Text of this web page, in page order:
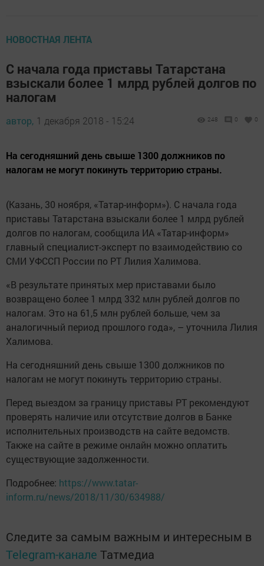
НОВОСТНАЯ ЛЕНТА
С начала года приставы Татарстана
взыскали более 1 млрд рублей долгов по
налогам
автор, 1 декабря 2018 - 15:24 248 0 0
На сегодняшний день свыше 1300 должников по
налогам не могут покинуть территорию страны.
(Казань, 30 ноября, «Татар-информ»). С начала года
приставы Татарстана взыскали более 1 млрд рублей
долгов по налогам, сообщила ИА «Татар-информ»
главный специалист-эксперт по взаимодействию со
СМИ УФССП России по РТ Лилия Халимова.
«В результате принятых мер приставами было
возвращено более 1 млрд 332 млн рублей долгов по
налогам. Это на 61,5 млн рублей больше, чем за
аналогичный период прошлого года», – уточнила Лилия
Халимова.
На сегодняшний день свыше 1300 должников по
налогам не могут покинуть территорию страны.
Перед выездом за границу приставы РТ рекомендуют
проверять наличие или отсутствие долгов в Банке
исполнительных производств на сайте ведомств.
Также на сайте в режиме онлайн можно оплатить
существующие задолженности.
Подробнее: https://www.tatar-
inform.ru/news/2018/11/30/634988/
Следите за самым важным и интересным в
Telegram-канале Татмедиа